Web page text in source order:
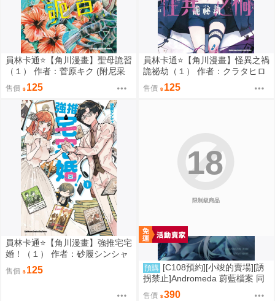
員林卡通⭐️【角川漫畫】聖母詭習
（１） 作者：菅原キク (附尼采
售價 125
員林卡通⭐️【角川漫畫】怪異之禍
詭祕劫（１） 作者：クラタヒロ
ヤス (附尼采書套)
售價 125
員林卡通⭐️【角川漫畫】強推宅宅
婚！（１） 作者：砂履シンシャ
(附尼采書套)
售價 125
限制級商品
18
預購 [C108預約][小竣的賣場][誘
拐禁止]Andromeda 蔚藍檔案 同
人誌id=3727344
售價 390